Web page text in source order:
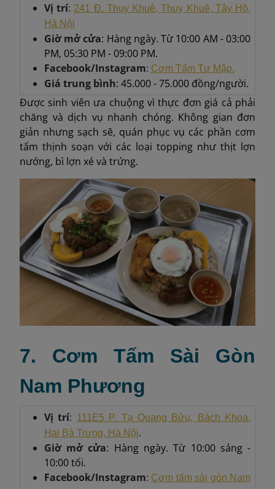
Vị trí: 241 Đ. Thụy Khuê, Thuỵ Khuê, Tây Hồ,
Hà Nội
Giờ mở cửa: Hàng ngày. Từ 10:00 AM - 03:00
PM, 05:30 PM - 09:00 PM.
Facebook/Instagram: Cơm Tấm Tư Mập.
Giá trung bình: 45.000 - 75.000 đồng/người.
Được sinh viên ưa chuộng vì thực đơn giá cả phải
chăng và dịch vụ nhanh chóng. Không gian đơn
giản nhưng sạch sẽ, quán phục vụ các phần cơm
tấm thịnh soạn với các loại topping như thịt lợn
nướng, bì lợn xé và trứng.
7. Cơm Tấm Sài Gòn
Nam Phương
Vị trí: 111E5 P. Tạ Quang Bửu, Bách Khoa,
Hai Bà Trưng, Hà Nội.
Giờ mở cửa: Hàng ngày. Từ 10:00 sáng -
10:00 tối.
Facebook/Instagram: Cơm tấm sài gòn Nam